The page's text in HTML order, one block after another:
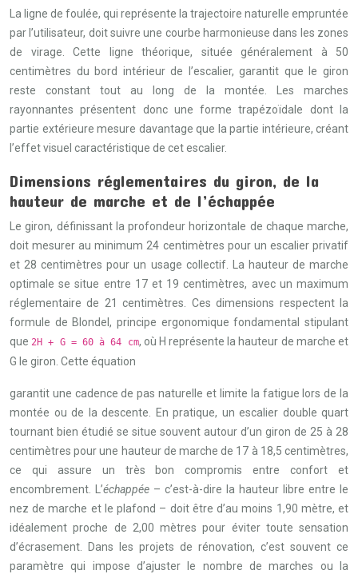
La ligne de foulée, qui représente la trajectoire naturelle empruntée
par l’utilisateur, doit suivre une courbe harmonieuse dans les zones
de virage. Cette ligne théorique, située généralement à 50
centimètres du bord intérieur de l’escalier, garantit que le giron
reste constant tout au long de la montée. Les marches
rayonnantes présentent donc une forme trapézoïdale dont la
partie extérieure mesure davantage que la partie intérieure, créant
l’effet visuel caractéristique de cet escalier.
Dimensions réglementaires du giron, de la
hauteur de marche et de l’échappée
Le giron, définissant la profondeur horizontale de chaque marche,
doit mesurer au minimum 24 centimètres pour un escalier privatif
et 28 centimètres pour un usage collectif. La hauteur de marche
optimale se situe entre 17 et 19 centimètres, avec un maximum
réglementaire de 21 centimètres. Ces dimensions respectent la
formule de Blondel, principe ergonomique fondamental stipulant
que 2H + G = 60 à 64 cm, où H représente la hauteur de marche et
G le giron. Cette équation
garantit une cadence de pas naturelle et limite la fatigue lors de la
montée ou de la descente. En pratique, un escalier double quart
tournant bien étudié se situe souvent autour d’un giron de 25 à 28
centimètres pour une hauteur de marche de 17 à 18,5 centimètres,
ce qui assure un très bon compromis entre confort et
encombrement. L’échappée – c’est-à-dire la hauteur libre entre le
nez de marche et le plafond – doit être d’au moins 1,90 mètre, et
idéalement proche de 2,00 mètres pour éviter toute sensation
d’écrasement. Dans les projets de rénovation, c’est souvent ce
paramètre qui impose d’ajuster le nombre de marches ou la